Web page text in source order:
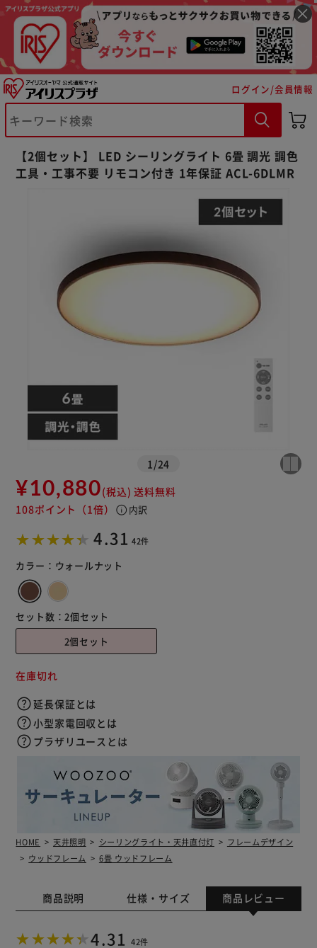
ログイン/会員情報
【2個セット】 LED シーリングライト 6畳 調光 調色
工具・工事不要 リモコン付き 1年保証 ACL-6DLMR
1 /24
¥10,880(税込) 送料無料
108ポイント （1倍） info 内訳
4.31 42件
カラー： ウォールナット
セット数： 2個セット
2個セット
在庫切れ
延長保証とは
小型家電回収とは
プラザリユースとは
HOME 天井照明 シーリングライト・天井直付灯
フレームデザイン
ウッドフレーム
6畳 ウッドフレーム
商品説明 仕様・サイズ 商品レビュー
4.31 42件
カートに入れる